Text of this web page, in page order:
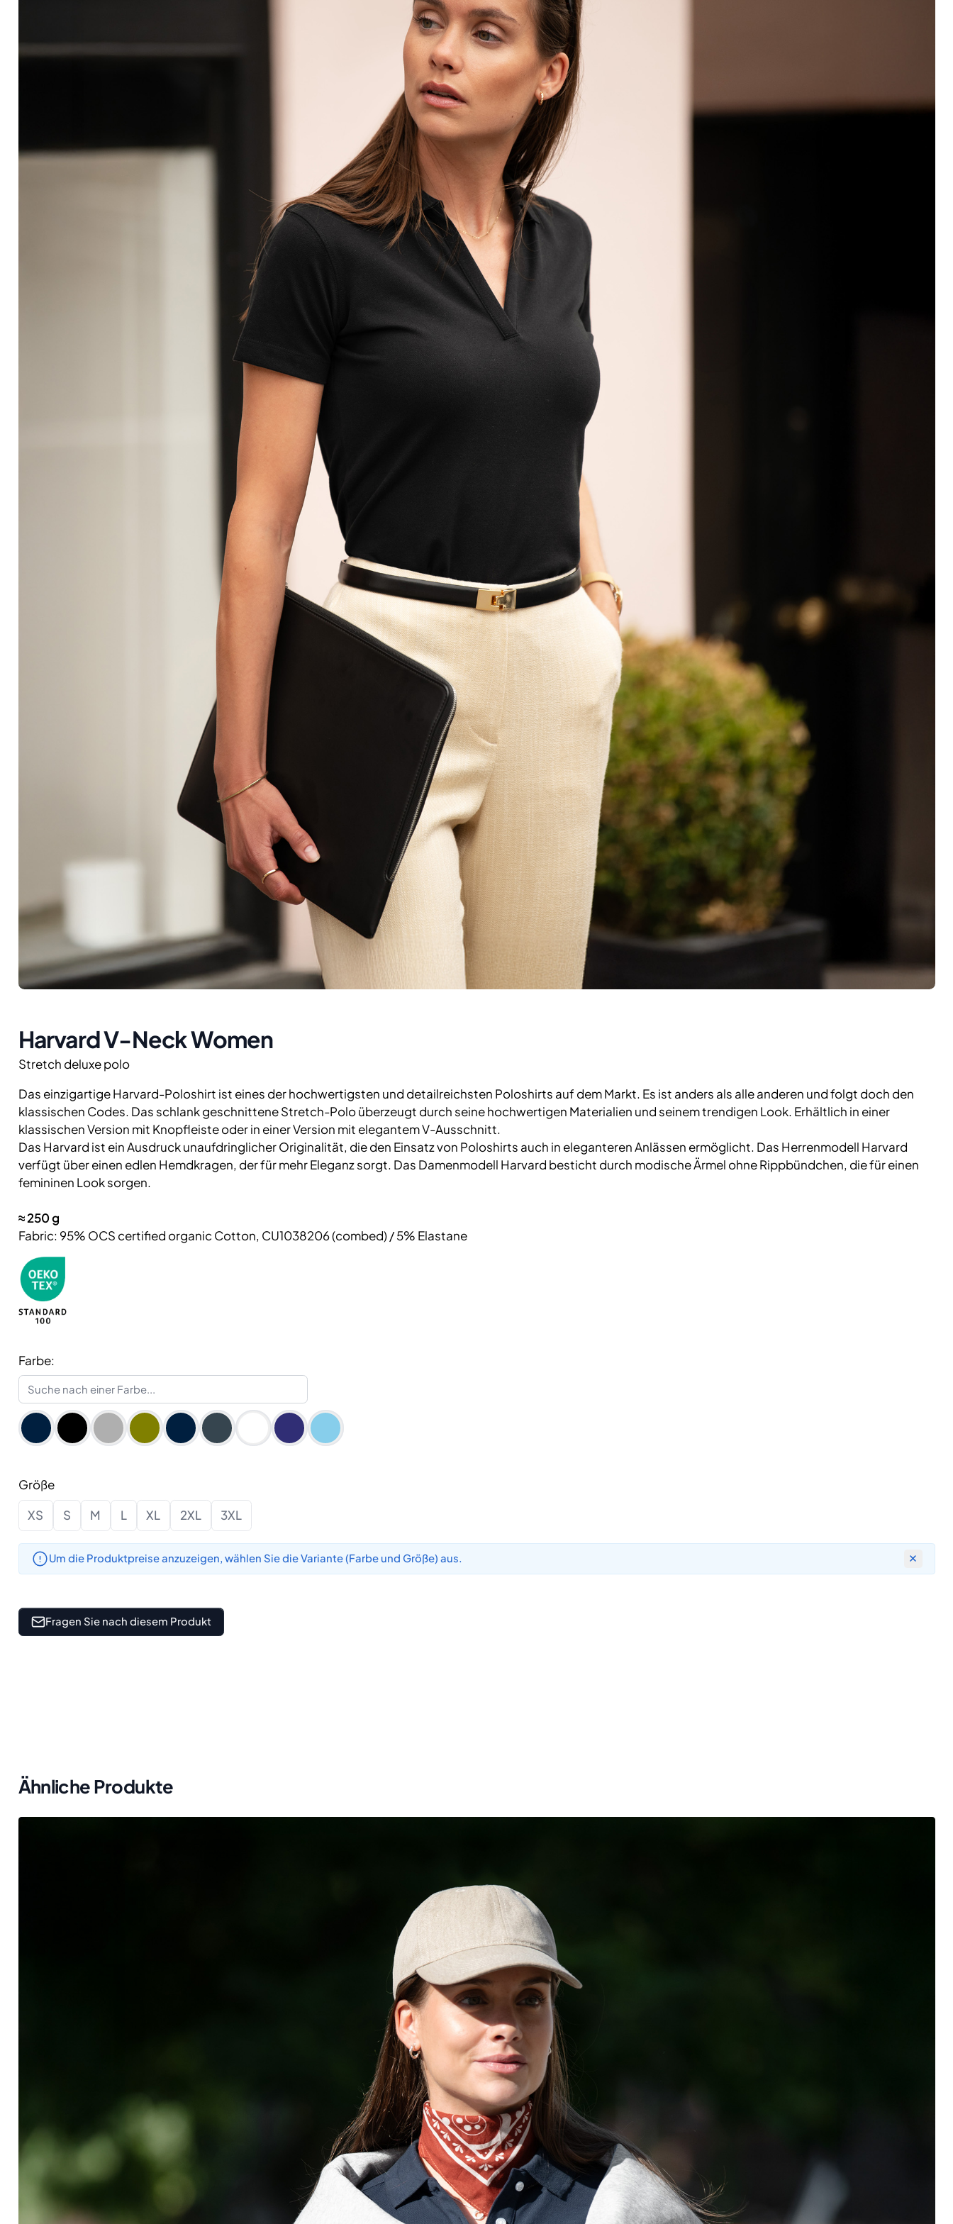
Harvard V-Neck Women
Stretch deluxe polo
Das einzigartige Harvard-Poloshirt ist eines der hochwertigsten und detailreichsten Poloshirts auf dem Markt. Es ist anders als alle anderen und folgt doch den
klassischen Codes. Das schlank geschnittene Stretch-Polo überzeugt durch seine hochwertigen Materialien und seinem trendigen Look. Erhältlich in einer
klassischen Version mit Knopfleiste oder in einer Version mit elegantem V-Ausschnitt.
Das Harvard ist ein Ausdruck unaufdringlicher Originalität, die den Einsatz von Poloshirts auch in eleganteren Anlässen ermöglicht. Das Herrenmodell Harvard
verfügt über einen edlen Hemdkragen, der für mehr Eleganz sorgt. Das Damenmodell Harvard besticht durch modische Ärmel ohne Rippbündchen, die für einen
femininen Look sorgen.
≈250g
Fabric: 95% OCS certified organic Cotton, CU1038206 (combed) / 5% Elastane
Farbe:
Suche nach einer Farbe
Größe
XS
S M L XL 2XL 3XL
Um die Produktpreise anzuzeigen, wählen Sie die Variante (Farbe und Größe) aus.
Fragen Sie nach diesem Produkt
Ähnliche Produkte